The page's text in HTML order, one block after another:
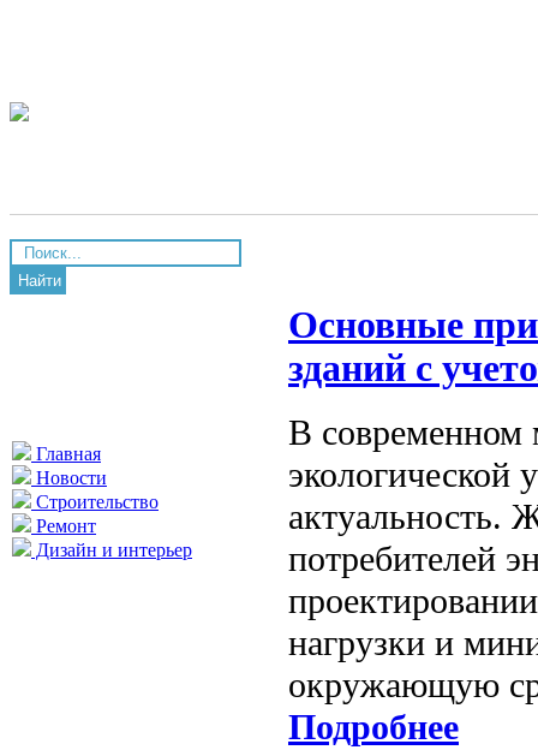
Найти
Главная
Новости
Строительство
Ремонт
Дизайн и интерьер
Основные
зданий с
В современном
экологической
актуальность.
потребителей
нагрузки и
окружающую
Подробнее